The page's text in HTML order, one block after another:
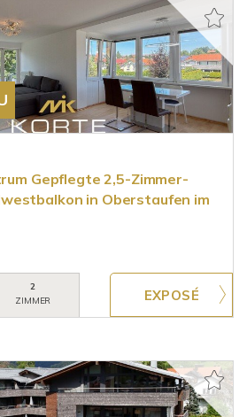
Gepflegte 2,5-Zimmer-
in Oberstaufen im
2
ZIMMER